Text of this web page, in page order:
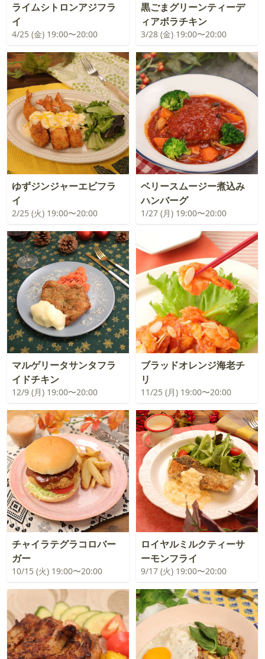
ライムシトロンアジフラ
イ
4/25 (金) 19:00〜20:00
黒ごまグリーンティーデ
ィアボラチキン
3/28 (金) 19:00〜20:00
ゆずジンジャーエビフラ
イ
2/25 (火) 19:00〜20:00
ベリースムージー煮込み
ハンバーグ
1/27 (月) 19:00〜20:00
マルゲリータサンタフラ
イドチキン
12/9 (月) 19:00〜20:00
ブラッドオレンジ海老チ
リ
11/25 (月) 19:00〜20:00
チャイラテグラコロバー
ガー
10/15 (火) 19:00〜20:00
ロイヤルミルクティーサ
ーモンフライ
9/17 (火) 19:00〜20:00